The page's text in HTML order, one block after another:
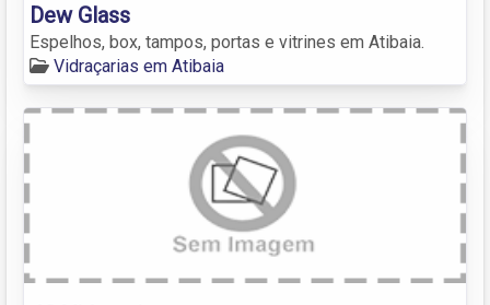
Dew Glass
Espelhos, box, tampos, portas e vitrines em Atibaia.
Vidraçarias em Atibaia